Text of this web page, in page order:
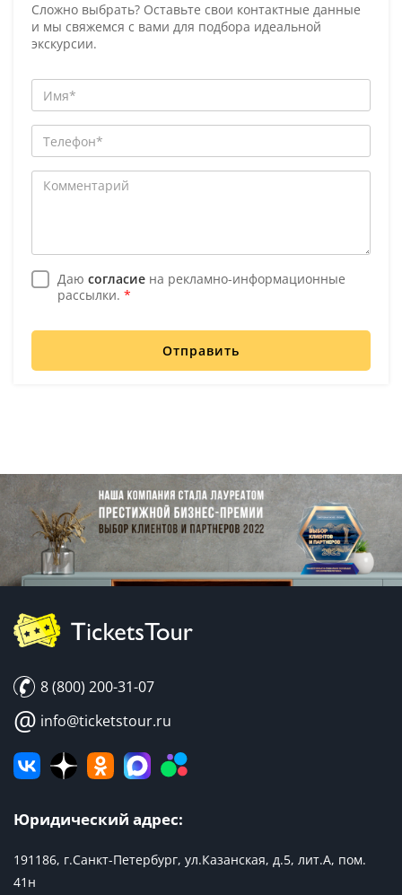
Сложно выбрать? Оставьте свои контактные данные
и мы свяжемся с вами для подбора идеальной
экскурсии.
Даю согласие на рекламно-информационные
рассылки. *
Отправить
8 (800) 200-31-07
@ info@ticketstour.ru
Юридический адрес:
191186, г.Санкт-Петербург, ул.Казанская, д.5, лит.А, пом.
41н